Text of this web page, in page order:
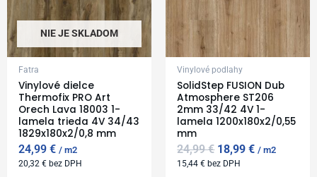
NIE JE SKLADOM
Fatra
Vinylové dielce
Thermofix PRO Art
Orech Lava 18003 1-
lamela trieda 4V 34/43
1829x180x2/0,8 mm
24,99€ m2
20,32€ bez DPH
Vinylové podlahy
SolidStep FUSION Dub
Atmosphere ST206
2mm 33/42 4V 1-
lamela 1200x180x2/0,55
mm
24,99€ 18,99€ m2
15,44€ bez DPH